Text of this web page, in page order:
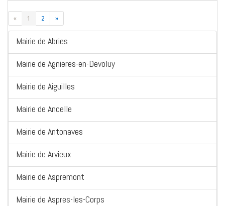
« 1 2 »
Mairie de Abries
Mairie de Agnieres-en-Devoluy
Mairie de Aiguilles
Mairie de Ancelle
Mairie de Antonaves
Mairie de Arvieux
Mairie de Aspremont
Mairie de Aspres-les-Corps